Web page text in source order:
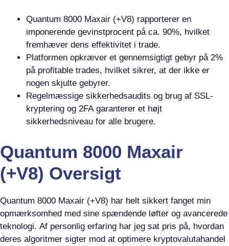
Quantum 8000 Maxair (+V8) rapporterer en
imponerende gevinstprocent på ca. 90%, hvilket
fremhæver dens effektivitet i trade.
Platformen opkræver et gennemsigtigt gebyr på 2%
på profitable trades, hvilket sikrer, at der ikke er
nogen skjulte gebyrer.
Regelmæssige sikkerhedsaudits og brug af SSL-
kryptering og 2FA garanterer et højt
sikkerhedsniveau for alle brugere.
Quantum 8000 Maxair
(+V8) Oversigt
Quantum 8000 Maxair (+V8) har helt sikkert fanget min
opmærksomhed med sine spændende løfter og avancerede
teknologi. Af personlig erfaring har jeg sat pris på, hvordan
deres algoritmer sigter mod at optimere kryptovalutahandel